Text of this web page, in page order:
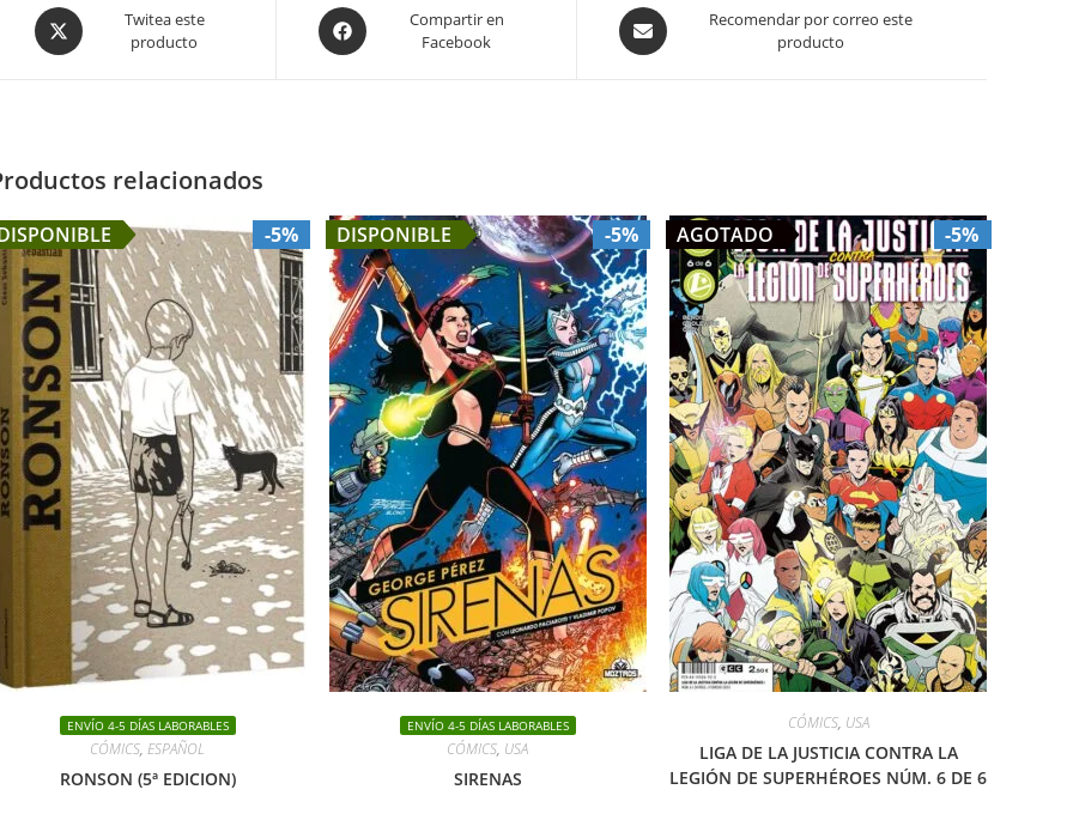
Opens
in
Twitea este
producto
Opens
in
Compartir en
Facebook
Opens
in
Recomendar por correo este
producto
relacionados
-5%
ENVÍO 4-5 DÍAS LABORABLES
CÓMICS,ESPAÑOL
RONSON (5ª EDICION)
DISPONIBLE -5%
ENVÍO 4-5 DÍAS LABORABLES
CÓMICS, USA
SIRENAS
-5%
AGOTADO
CÓMICS, USA
LIGA DE LA JUSTICIA CONTRA LA
LEGIÓN DE SUPERHÉROES NÚM. 6 DE 6